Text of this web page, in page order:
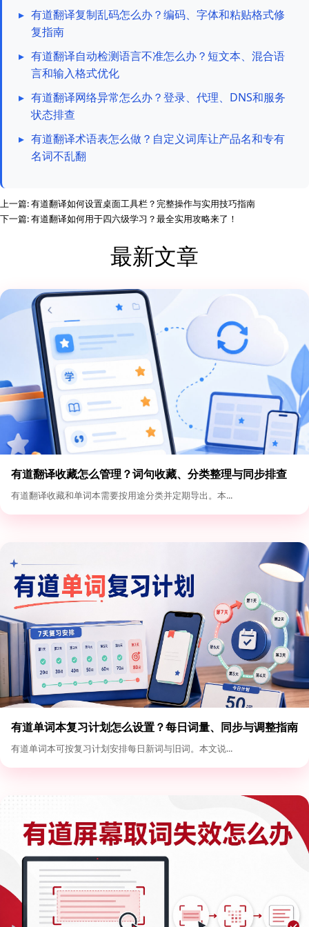
▸ 有道翻译复制乱码怎么办？编码、字体和粘贴格式修
复指南
▸ 有道翻译自动检测语言不准怎么办？短文本、混合语
言和输入格式优化
▸ 有道翻译网络异常怎么办？登录、代理、DNS和服务
状态排查
▸ 有道翻译术语表怎么做？自定义词库让产品名和专有
名词不乱翻
上一篇:有道翻译如何设置桌面工具栏？完整操作与实用技巧指南
下一篇:有道翻译如何用于四六级学习？最全实用攻略来了！
最新文章
有道翻译收藏怎么管理？词句收藏、分类整理与同步排查
有道翻译收藏和单词本需要按用途分类并定期导出。本...
有道单词本复习计划怎么设置？每日词量、同步与调整指南
有道单词本可按复习计划安排每日新词与旧词。本文说...